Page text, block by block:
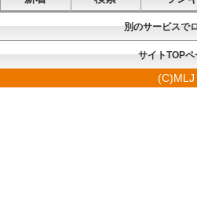
別のサービスで
サイトTOPペ
(C)MLJ